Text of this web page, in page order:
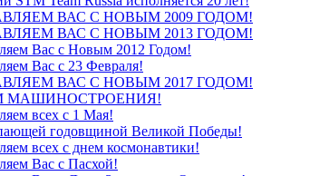
ВАС С НОВЫМ 2009 ГОДОМ!
ВАС С НОВЫМ 2013 ГОДОМ!
Вас с Новым 2012 Годом!
Вас c 23 Февраля!
ВАС С НОВЫМ 2017 ГОДОМ!
МАШИНОСТРОЕНИЯ!
всех с 1 Мая!
годовщиной Великой Победы!
всех с днем космонавтики!
Вас c Пасхой!